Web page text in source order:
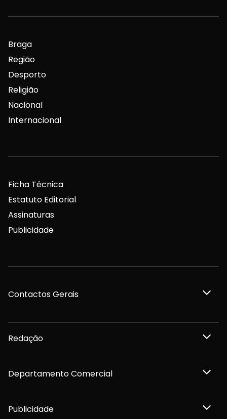
Braga
Região
Desporto
Religião
Nacional
Internacional
Ficha Técnica
Estatuto Editorial
Assinaturas
Publicidade
Contactos Gerais
Redação
Departamento Comercial
Publicidade